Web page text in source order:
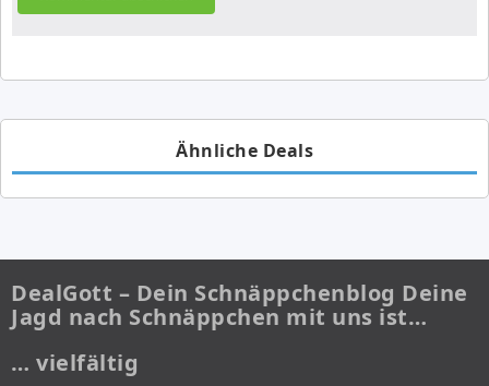
Ähnliche Deals
DealGott – Dein Schnäppchenblog Deine
Jagd nach Schnäppchen mit uns ist…
… vielfältig